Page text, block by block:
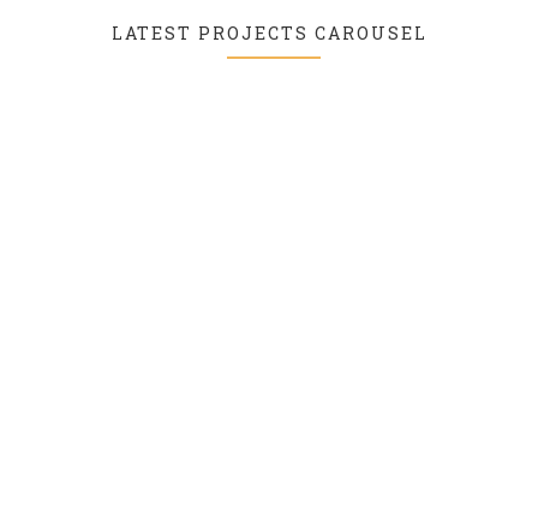
LATEST PROJECTS CAROUSEL